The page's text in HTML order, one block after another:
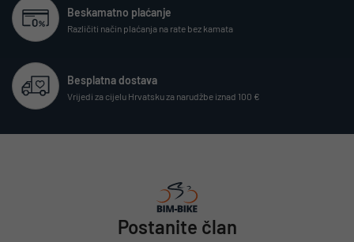
Beskamatno plaćanje
Različiti način plaćanja na rate bez kamata
Besplatna dostava
Vrijedi za cijelu Hrvatsku za narudžbe iznad 100 €
Postanite član